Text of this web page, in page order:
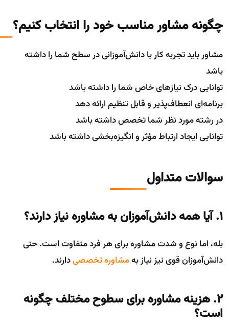
چگونه مشاور مناسب خود را انتخاب کنیم؟
مشاور باید تجربه کار با دانش‌آموزانی در سطح شما را داشته
باشد
توانایی درک نیازهای خاص شما را داشته باشد
برنامه‌ای انعطاف‌پذیر و قابل تنظیم ارائه دهد
در رشته مورد نظر شما تخصص داشته باشد
توانایی ایجاد ارتباط مؤثر و انگیزه‌بخشی داشته باشد
سوالات متداول
1. آیا همه دانش‌آموزان به مشاوره نیاز دارند؟
بله، اما نوع و شدت مشاوره برای هر فرد متفاوت است. حتی
دانش‌آموزان قوی نیز نیاز بهمشاوره تخصصیدارند.
2. هزینه مشاوره برای سطوح مختلف چگونه
است؟